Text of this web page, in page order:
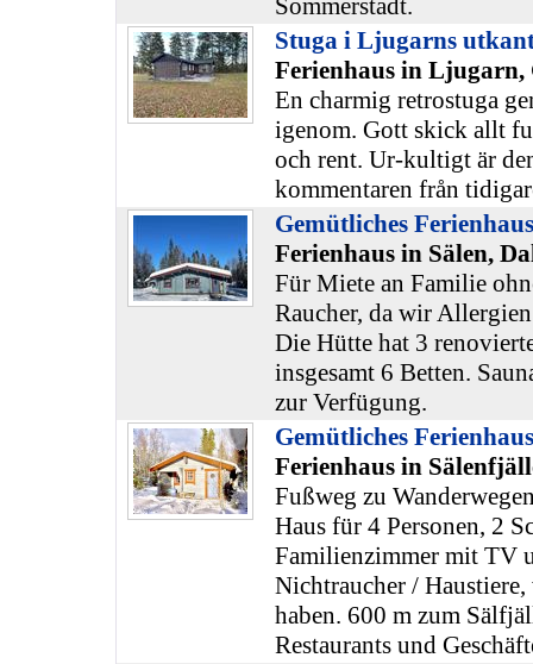
Sommerstadt.
Stuga i Ljugarns
Ferienhaus in Ljugarn,
En charmig retrostuga
igenom. Gott skick allt
och rent. Ur-kultigt är
kommentaren från
Gemütliches
Ferienhaus in Sälen,
Für Miete an Familie
Raucher, da wir
Die Hütte hat 3
insgesamt 6 Betten.
zur Verfügung.
Gemütliches
Ferienhaus in
Fußweg zu
Haus für 4 Personen, 2
Familienzimmer mit TV
Nichtraucher /
haben. 600 m zum
Restaurants und